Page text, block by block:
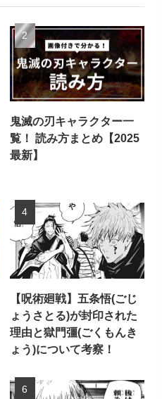
鬼滅の刃キャラクター一
覧！ 読み方まとめ【2025
最新】
【呪術廻戦】五条悟(ごじ
ょうさとる)が封印された
理由と獄門彊(ごくもんき
ょう)について考察！